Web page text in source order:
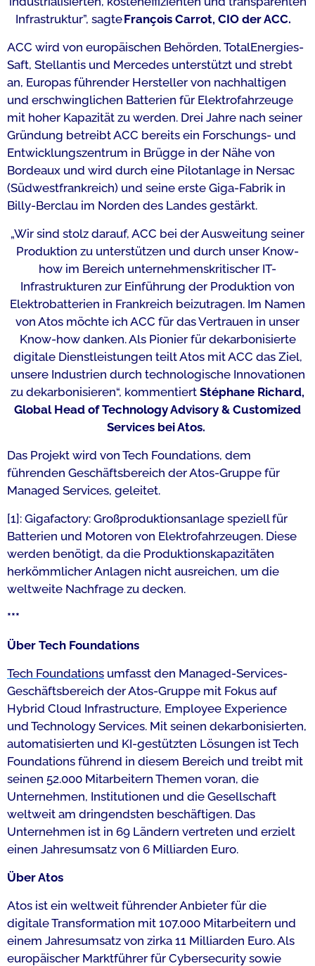
Infrastruktur”, sagteFrançois Carrot, CIO der ACC.
ACC wird von europäischen Behörden, TotalEnergies-
Saft, Stellantis und Mercedes unterstützt und strebt
an, Europas führender Hersteller von nachhaltigen
und erschwinglichen Batterien für Elektrofahrzeuge
mit hoher Kapazität zu werden. Drei Jahre nach seiner
Gründung betreibt ACC bereits ein Forschungs- und
Entwicklungszentrum in Brügge in der Nähe von
Bordeaux und wird durch eine Pilotanlage in Nersac
(Südwestfrankreich) und seine erste Giga-Fabrik in
Billy-Berclau im Norden des Landes gestärkt.
„Wir sind stolz darauf, ACC bei der Ausweitung seiner
Produktion zu unterstützen und durch unser Know-
how im Bereich unternehmenskritischer IT-
Infrastrukturen zur Einführung der Produktion von
Elektrobatterien in Frankreich beizutragen. Im Namen
von Atos möchte ich ACC für das Vertrauen in unser
Know-how danken. Als Pionier für dekarbonisierte
digitale Dienstleistungen teilt Atos mit ACC das Ziel,
unsere Industrien durch technologische Innovationen
zu dekarbonisieren“, kommentiert Stéphane Richard,
Global Head of Technology Advisory & Customized
Services bei Atos.
Das Projekt wird von Tech Foundations, dem
führenden Geschäftsbereich der Atos-Gruppe für
Managed Services, geleitet.
[1]: Gigafactory: Großproduktionsanlage speziell für
Batterien und Motoren von Elektrofahrzeugen. Diese
werden benötigt, da die Produktionskapazitäten
herkömmlicher Anlagen nicht ausreichen, um die
weltweite Nachfrage zu decken.
***
Über Tech Foundations
Tech Foundations umfasst den Managed-Services-
Geschäftsbereich der Atos-Gruppe mit Fokus auf
Hybrid Cloud Infrastructure, Employee Experience
und Technology Services. Mit seinen dekarbonisierten,
automatisierten und KI-gestützten Lösungen ist Tech
Foundations führend in diesem Bereich und treibt mit
seinen 52.000 Mitarbeitern Themen voran, die
Unternehmen, Institutionen und die Gesellschaft
weltweit am dringendsten beschäftigen. Das
Unternehmen ist in 69 Ländern vertreten und erzielt
einen Jahresumsatz von 6 Milliarden Euro.
Über Atos
Atos ist ein weltweit führender Anbieter für die
digitale Transformation mit 107.000 Mitarbeitern und
einem Jahresumsatz von zirka 11 Milliarden Euro. Als
europäischer Marktführer für Cybersecurity sowie